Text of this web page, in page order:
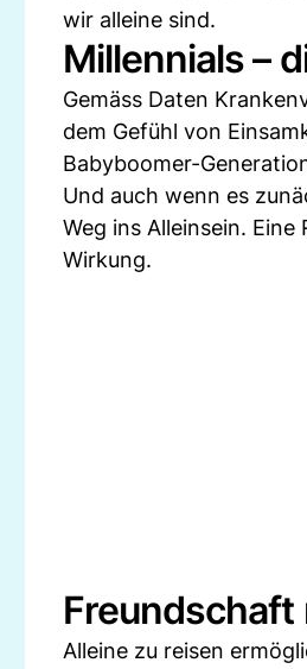
wir alleine sind.
Millennials –
Gemäss Daten
dem Gefühl von
Babyboomer-
Und auch wenn es
Weg ins Alleinsein.
Wirkung.
Alleine zu reisen